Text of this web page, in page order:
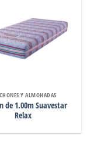
Y ALMOHADAS
de 1.00m Suavestar
Relax